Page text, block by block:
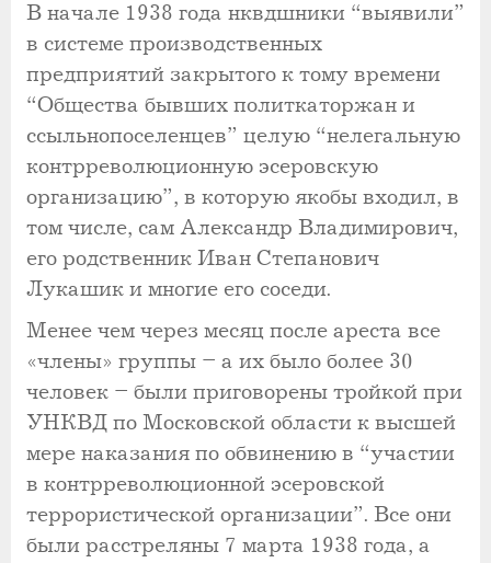
В начале 1938 года нквдшники “выявили”
в системе производственных
предприятий закрытого к тому времени
“Общества бывших политкаторжан и
ссыльнопоселенцев” целую “нелегальную
контрреволюционную эсеровскую
организацию”, в которую якобы входил, в
том числе, сам Александр Владимирович,
его родственник Иван Степанович
Лукашик и многие его соседи.
Менее чем через месяц после ареста все
«члены» группы – а их было более 30
человек – были приговорены тройкой при
УНКВД по Московской области к высшей
мере наказания по обвинению в “участии
в контрреволюционной эсеровской
террористической организации”. Все они
были расстреляны 7 марта 1938 года, а